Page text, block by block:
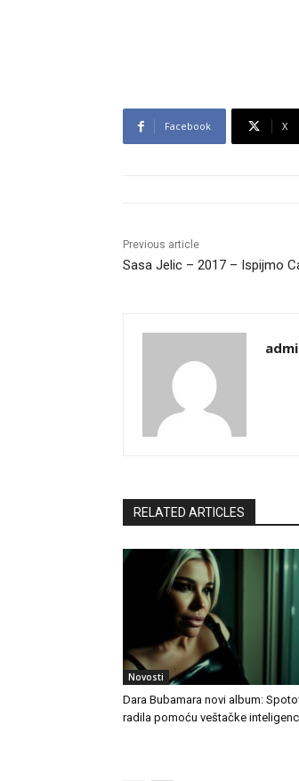
Facebook X
Previous article
Sasa Jelic – 2017 – Ispijmo
RELATED ARTICLES
Novosti
Dara Bubamara novi album:
radila pomoću veštačke